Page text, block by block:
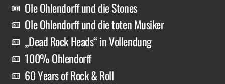
Ole Ohlendorff und die Stones
Ole Ohlendorff und die toten Musiker
„Dead Rock Heads“ in Vollendung
100% Ohlendorff
60 Years of Rock & Roll